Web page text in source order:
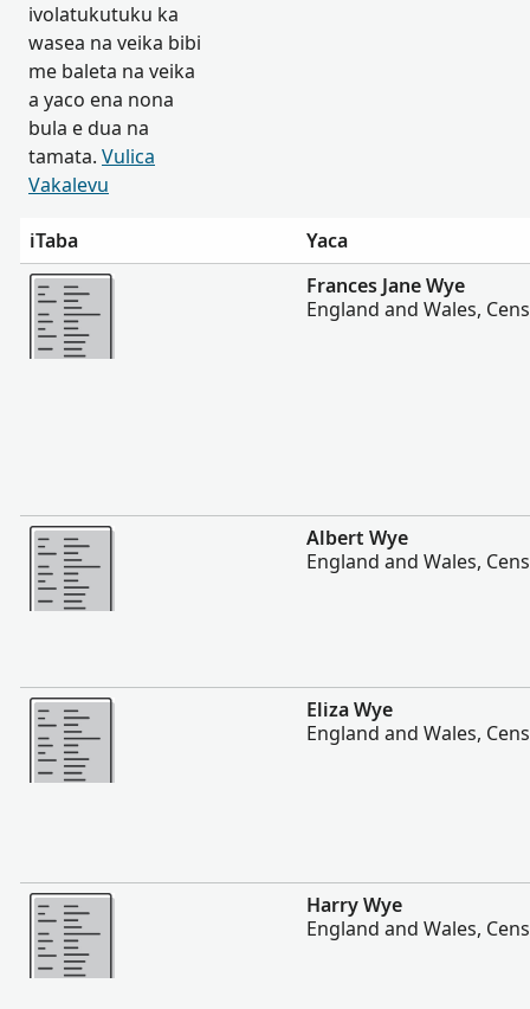
ivolatukutuku ka
wasea na veika bibi
me baleta na veika
a yaco ena nona
bula e dua na
tamata. Vulica
Vakalevu
iTaba
Yaca
Vakalevu cake
Frances Jane Wye
England and Wales,
Vakalevu cake
Albert Wye
England and Wales,
Vakalevu cake
Eliza Wye
England and Wales,
Vakalevu cake
Harry Wye
England and Wales,